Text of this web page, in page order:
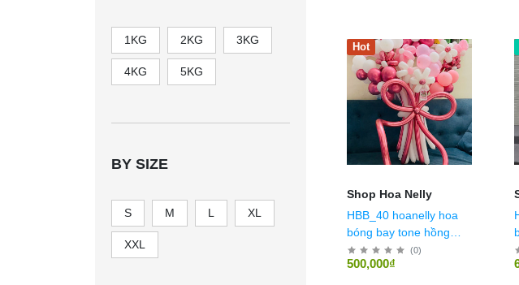
1KG 2KG 3KG
4KG 5KG
BY SIZE
S M L XL
XXL
Hot
Shop Hoa Nelly
HBB_40 hoanelly hoa
bóng bay tone hồng
trắng
(0)
500,000₫